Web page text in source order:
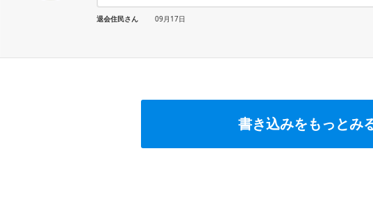
退会住民さん 09月17日
書き込みをもっとみ